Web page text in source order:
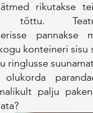
rikutakse
tõttu.
pannakse
konteineri sisu
ringlusse
palju